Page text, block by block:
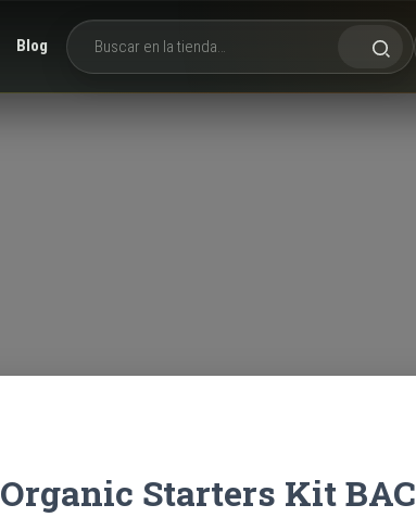
Blog
Buscar productos
Organic Starters Kit BAC